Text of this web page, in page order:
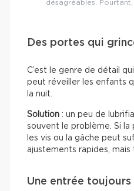
désagréables. Pourtant,
Des portes qui
C’est le genre de détail
peut réveiller les enfants
la nuit.
Solution : un peu de
souvent le problème. Si
les vis ou la gâche peut
ajustements rapides, mais
Une entrée toujours